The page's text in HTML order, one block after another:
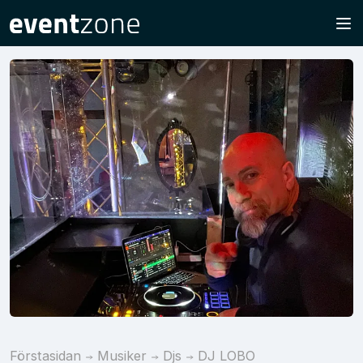
Förstasidan Musiker Djs DJ LOBO